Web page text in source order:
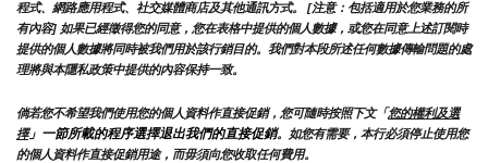
程式、網路應用程式、社交媒體商店及其他通訊方式。 [注意：包括適用於您業務的所
有內容] 如果已經徵得您的同意，您在表格中提供的個人數據，或您在同意上述訂閱時
提供的個人數據將同時被我們用於該行銷目的。我們對本段所述任何數據傳輸問題的處
理將與本隱私政策中提供的內容保持一致。
倘若您不希望我們使用您的個人資料作直接促銷，您可隨時按照下文「您的權利及選
擇」一節所載的程序選擇退出我們的直接促銷。如您有需要，本行必須停止使用您
的個人資料作直接促銷用途，而毋須向您收取任何費用。